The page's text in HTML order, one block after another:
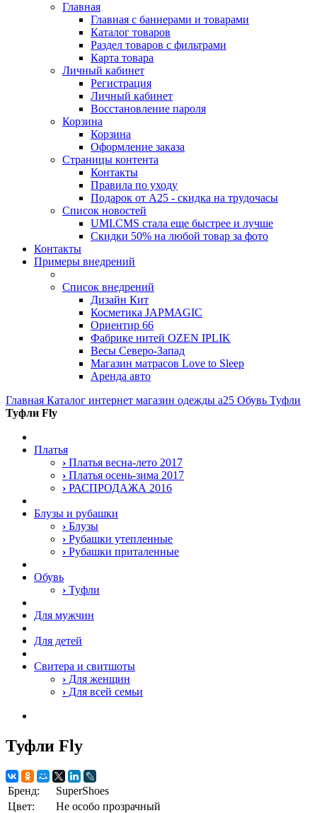
Главная
Главная с баннерами и товарами
Каталог товаров
Раздел товаров с фильтрами
Карта товара
Личный кабинет
Регистрация
Личный кабинет
Восстановление пароля
Корзина
Корзина
Оформление заказа
Страницы контента
Контакты
Правила по уходу
Подарок от А25 - скидка на трудочасы
Список новостей
UMI.CMS стала еще быстрее и лучше
Скидки 50% на любой товар за фото
Контакты
Примеры внедрений
Список внедрений
Дизайн Кит
Косметика JAPMAGIC
Ориентир 66
Фабрике нитей OZEN IPLIK
Весы Северо-Запад
Магазин матрасов Love to Sleep
Аренда авто
Главная Каталог интернет магазин одежды a25 Обувь Туфли
Туфли Fly
Платья
› Платья весна-лето 2017
› Платья осень-зима 2017
› РАСПРОДАЖА 2016
Блузы и рубашки
› Блузы
› Рубашки утепленные
› Рубашки приталенные
Обувь
› Туфли
Для мужчин
Для детей
Свитера и свитшоты
› Для женщин
› Для всей семьи
Туфли Fly
Бренд:
SuperShoes
Цвет:
Не особо прозрачный